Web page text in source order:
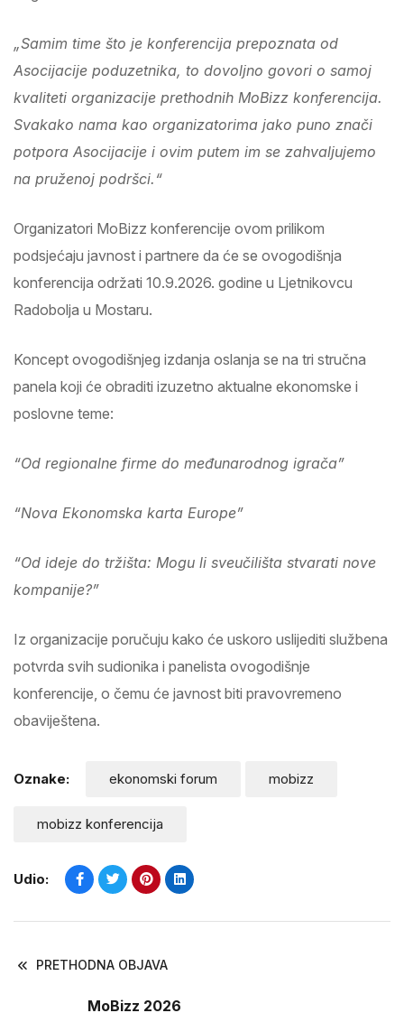
„Samim time što je konferencija prepoznata od
Asocijacije poduzetnika, to dovoljno govori o samoj
kvaliteti organizacije prethodnih MoBizz konferencija.
Svakako nama kao organizatorima jako puno znači
potpora Asocijacije i ovim putem im se zahvaljujemo
na pruženoj podršci.“
Organizatori MoBizz konferencije ovom prilikom
podsjećaju javnost i partnere da će se ovogodišnja
konferencija održati 10.9.2026. godine u Ljetnikovcu
Radobolja u Mostaru.
Koncept ovogodišnjeg izdanja oslanja se na tri stručna
panela koji će obraditi izuzetno aktualne ekonomske i
poslovne teme:
“Od regionalne firme do međunarodnog igrača”
“Nova Ekonomska karta Europe”
“Od ideje do tržišta: Mogu li sveučilišta stvarati nove
kompanije?”
Iz organizacije poručuju kako će uskoro uslijediti službena
potvrda svih sudionika i panelista ovogodišnje
konferencije, o čemu će javnost biti pravovremeno
obaviještena.
Oznake: ekonomski forum mobizz
mobizz konferencija
Udio:
PRETHODNA OBJAVA
MoBizz 2026